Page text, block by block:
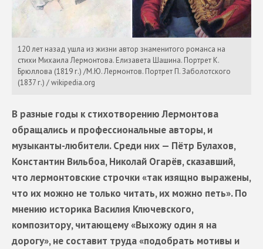
120 лет назад ушла из жизни автор знаменитого романса на
стихи Михаила Лермонтова. Елизавета Шашина. Портрет К.
Брюллова (1819 г.) /М.Ю. Лермонтов. Портрет П. Заболотского
(1837 г.) / wikipedia.org
В разные годы к стихотворению Лермонтова
обращались и профессиональные авторы, и
музыканты-любители. Среди них — Пётр Булахов,
Константин Вильбоа, Николай Огарёв, сказавший,
что лермонтовские строчки «так изящно выражены,
что их можно не только читать, их можно петь». По
мнению историка Василия Ключевского,
композитору, читающему «Выхожу один я на
дорогу», не составит труда «подобрать мотивы и